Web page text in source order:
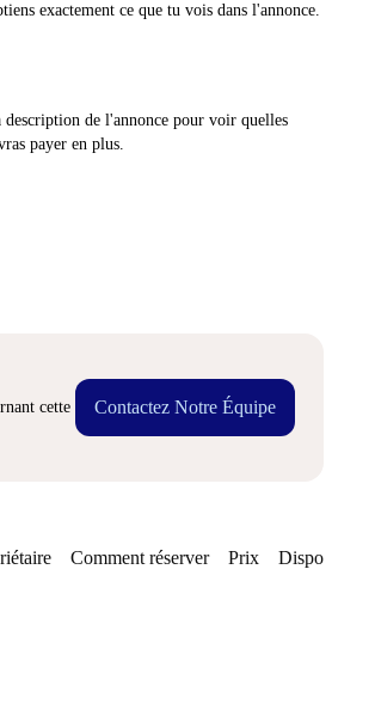
exactement ce que tu vois dans l'annonce.
description de l'annonce pour voir quelles
payer en plus.
cette
Contactez Notre Équipe
Comment réserver Prix Disponibilités